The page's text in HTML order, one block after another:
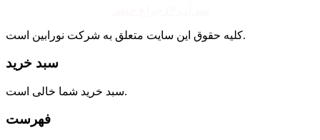
کلیه حقوق این سایت متعلق به شرکت نورابین است.
سبد خرید
سبد خرید شما خالی است.
فهرست